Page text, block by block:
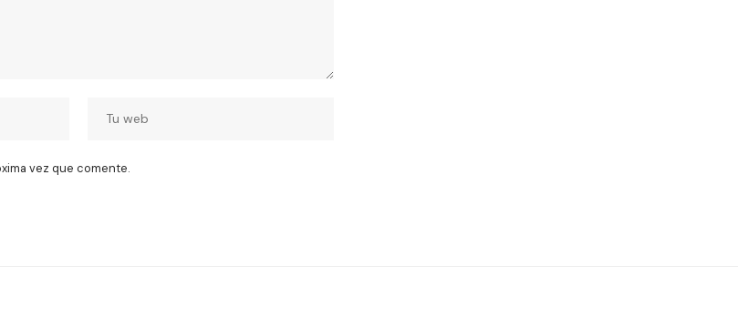
vez que comente.